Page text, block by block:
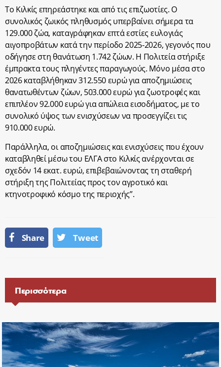
Το Κιλκίς επηρεάστηκε και από τις επιζωοτίες. Ο
συνολικός ζωικός πληθυσμός υπερβαίνει σήμερα τα
129.000 ζώα, καταγράφηκαν επτά εστίες ευλογιάς
αιγοπροβάτων κατά την περίοδο 2025-2026, γεγονός που
οδήγησε στη θανάτωση 1.742 ζώων. Η Πολιτεία στήριξε
έμπρακτα τους πληγέντες παραγωγούς. Μόνο μέσα στο
2026 καταβλήθηκαν 312.550 ευρώ για αποζημιώσεις
θανατωθέντων ζώων, 503.000 ευρώ για ζωοτροφές και
επιπλέον 92.000 ευρώ για απώλεια εισοδήματος, με το
συνολικό ύψος των ενισχύσεων να προσεγγίζει τις
910.000 ευρώ.
Παράλληλα, οι αποζημιώσεις και ενισχύσεις που έχουν
καταβληθεί μέσω του ΕΛΓΑ στο Κιλκίς ανέρχονται σε
σχεδόν 14 εκατ. ευρώ, επιβεβαιώνοντας τη σταθερή
στήριξη της Πολιτείας προς τον αγροτικό και
κτηνοτροφικό κόσμο της περιοχής”.
Share Tweet
Περισσότερα